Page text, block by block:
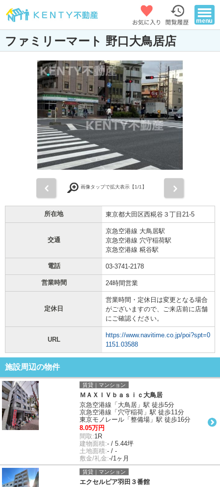
ファミリーマート 野口大鳥居店
画像タップで拡大表示【1/1】
所在地 東京都大田区西糀谷３丁目21-5
交通
京急空港線 大鳥居駅
京急空港線 穴守稲荷駅
京急空港線 糀谷駅
電話 03-3741-2178
営業時間 24時間営業
定休日
営業時間・定休日は変更となる場合
がございますので、ご来店前に店舗
にご確認ください。
URL
https://www.navitime.co.jp/poi?spt=0
1151.03588
施設周辺の物件
賃貸｜マンション
ＭＡＸＩＶｂａｓｉｃ大鳥居
京急空港線「大鳥居」駅 徒歩5分
京急空港線「穴守稲荷」駅 徒歩11分
東京モノレール「整備場」駅 徒歩16分
8.05万円
間取:1R
建物面積:- / 5.44坪
土地面積:- / -
敷金/礼金:-/1ヶ月
賃貸｜マンション
エクセルピア羽田３番館